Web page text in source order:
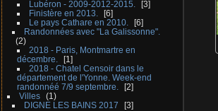
Lubéron - 2009-2012-2015.
3
Finistère en 2013.
6
Le pays Cathare en 2010.
6
Randonnées avec "La Galissonne".
2
2018 - Paris, Montmartre en
décembre.
1
2018 - Chatel Censoir dans le
département de l'Yonne. Week-end
randonnéé 7/9 septembre.
2
Villes
1
DIGNE LES BAINS 2017
3